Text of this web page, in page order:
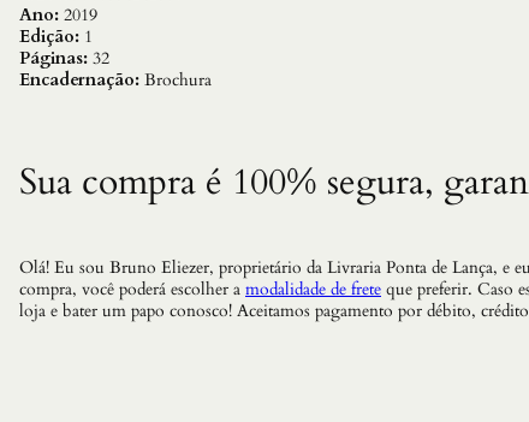
Ano: 2019
Edição: 1
Páginas: 32
Encadernação: Brochura
Sua compra é 100% segura,
Olá! Eu sou Bruno Eliezer, proprietário da Livraria Ponta de Lança, e
compra, você poderá escolher a modalidade de frete que preferir. Caso
loja e bater um papo conosco! Aceitamos pagamento por débito,